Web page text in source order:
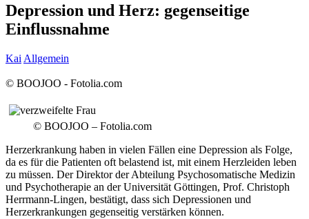
Depression und Herz: gegenseitige
Einflussnahme
Kai Allgemein
© BOOJOO - Fotolia.com
© BOOJOO – Fotolia.com
Herzerkrankung haben in vielen Fällen eine Depression als Folge,
da es für die Patienten oft belastend ist, mit einem Herzleiden leben
zu müssen. Der Direktor der Abteilung Psychosomatische Medizin
und Psychotherapie an der Universität Göttingen, Prof. Christoph
Herrmann-Lingen, bestätigt, dass sich Depressionen und
Herzerkrankungen gegenseitig verstärken können.